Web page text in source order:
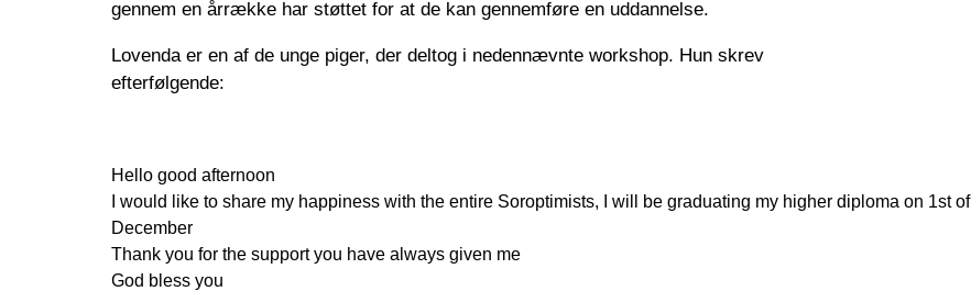
gennem en årrække har støttet for at de kan gennemføre en uddannelse.
Lovenda er en af de unge piger, der deltog i nedennævnte workshop. Hun skrev
efterfølgende:
Hello good afternoon
I would like to share my happiness with the entire Soroptimists, I will be graduating my higher diploma on 1st of
December
Thank you for the support you have always given me
God bless you